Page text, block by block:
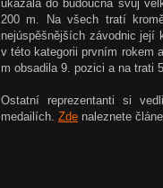
ukázala do budoucna svůj
200 m. Na všech tratí
nejúspěšnějších závodnic její
v této kategorii prvním rokem
m obsadila 9. pozici a na trati
Ostatní reprezentanti si
medailích. Zde naleznete